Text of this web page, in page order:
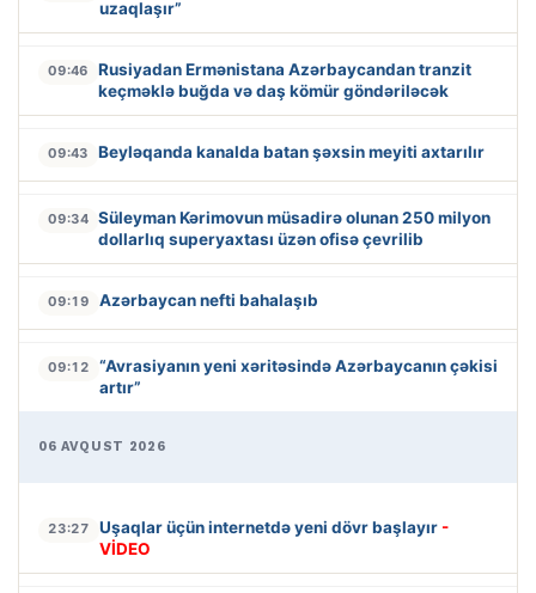
uzaqlaşır”
09:46
Rusiyadan Ermənistana Azərbaycandan tranzit
keçməklə buğda və daş kömür göndəriləcək
09:43 Beyləqanda kanalda batan şəxsin meyiti axtarılır
09:34 Süleyman Kərimovun müsadirə olunan 250 milyon
dollarlıq superyaxtası üzən ofisə çevrilib
09:19 Azərbaycan nefti bahalaşıb
09:12
“Avrasiyanın yeni xəritəsində Azərbaycanın çəkisi
artır”
06 AVQUST 2026
23:27 Uşaqlar üçün internetdə yeni dövr başlayır -
VİDEO